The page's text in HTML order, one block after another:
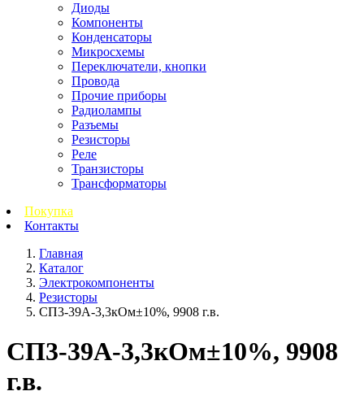
Диоды
Компоненты
Конденсаторы
Микросхемы
Переключатели, кнопки
Провода
Прочие приборы
Радиолампы
Разъемы
Резисторы
Реле
Транзисторы
Трансформаторы
Покупка
Контакты
Главная
Каталог
Электрокомпоненты
Резисторы
СП3-39А-3,3кОм±10%, 9908 г.в.
СП3-39А-3,3кОм±10%, 9908
г.в.